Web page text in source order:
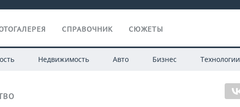
СПРАВОЧНИК СЮЖЕТЫ
Недвижимость Авто Бизнес Технологии